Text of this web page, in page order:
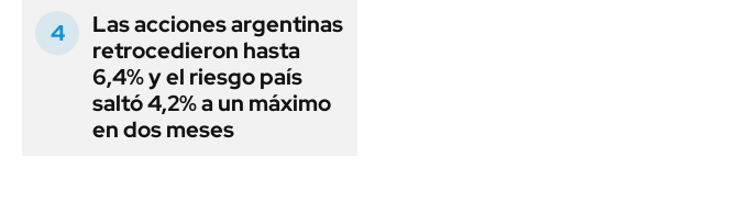
Las acciones argentinas
retrocedieron hasta
6,4% y el riesgo país
saltó 4,2% a un máximo
en dos meses